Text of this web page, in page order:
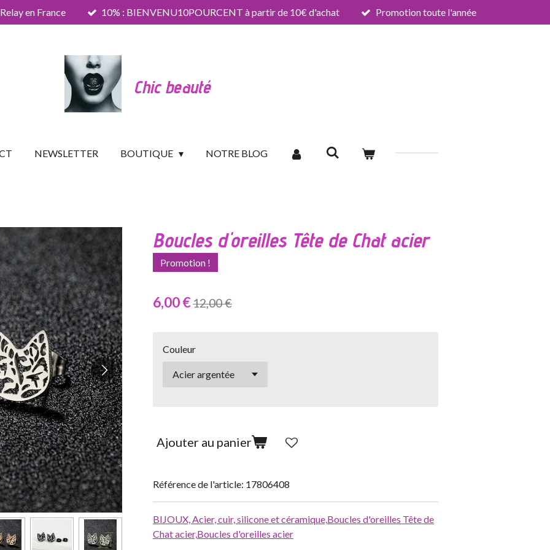
en France 10% : BIENVENU10POURCENT à partir de 10€ d'achat Promotion toute l'année
Chic beauté
NEWSLETTER BOUTIQUE NOTRE BLOG
Boucles d'oreilles Tête de Chat acier
Promotion !
6,00 €12,00 €
Couleur
Ajouter au panier
Référence de l'article: 17806408
BIJOUX, Acier, cuir, silicone et céramique, Boucles d'oreilles Tête de
Chat acier,Boucles d'oreilles acier